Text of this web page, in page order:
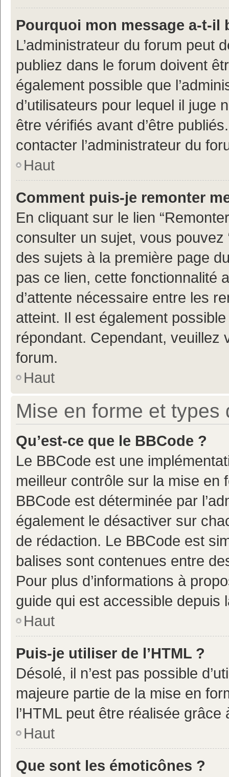
Pourquoi mon message a-t-il
L’administrateur du forum peut
publiez dans le forum doivent
également possible que
d’utilisateurs pour lequel il juge
être vérifiés avant d’être
contacter l’administrateur du
Haut
Comment puis-je remonter
En cliquant sur le lien
consulter un sujet, vous pouvez
des sujets à la première page
pas ce lien, cette fonctionnalité
d’attente nécessaire entre les
atteint. Il est également
répondant. Cependant,
forum.
Haut
Mise en forme et types
Qu’est-ce que le BBCode ?
Le BBCode est une
meilleur contrôle sur la mise en
BBCode est déterminée par
également le désactiver sur
de rédaction. Le BBCode est
balises sont contenues entre
Pour plus d’informations à
guide qui est accessible depuis
Haut
Puis-je utiliser de l’HTML ?
Désolé, il n’est pas possible
majeure partie de la mise en
l’HTML peut être réalisée grâce
Haut
Que sont les émoticônes ?